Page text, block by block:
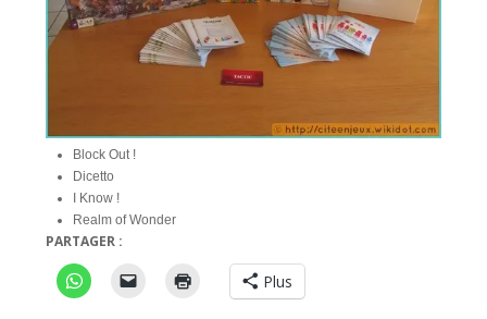
Block Out !
Dicetto
I Know !
Realm of Wonder
PARTAGER :
Plus